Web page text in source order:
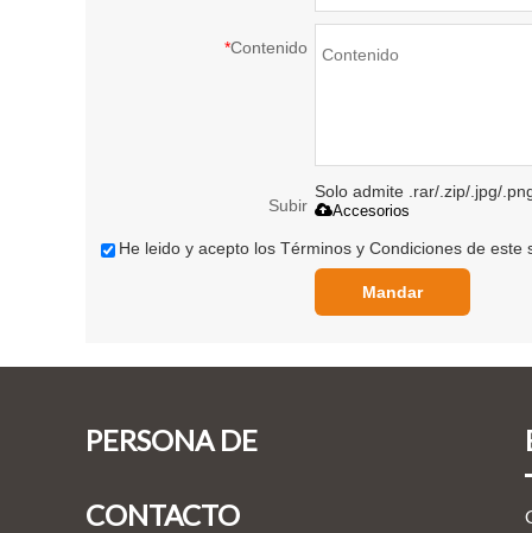
*Contenido
Subir
Solo admite .rar/.zip/.jpg/
Accesorios
He leido y acepto los Términos y Condiciones de este
Mandar
PERSONA DE
CONTACTO